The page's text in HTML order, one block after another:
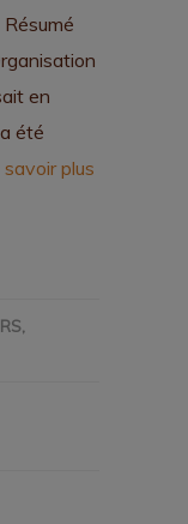
en
été
savoir plus